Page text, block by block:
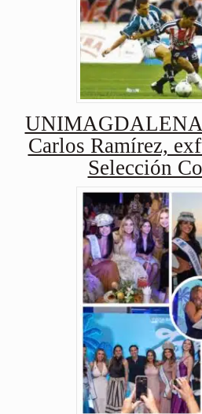
UNIMAGDALENA
Carlos Ramírez,
Selección